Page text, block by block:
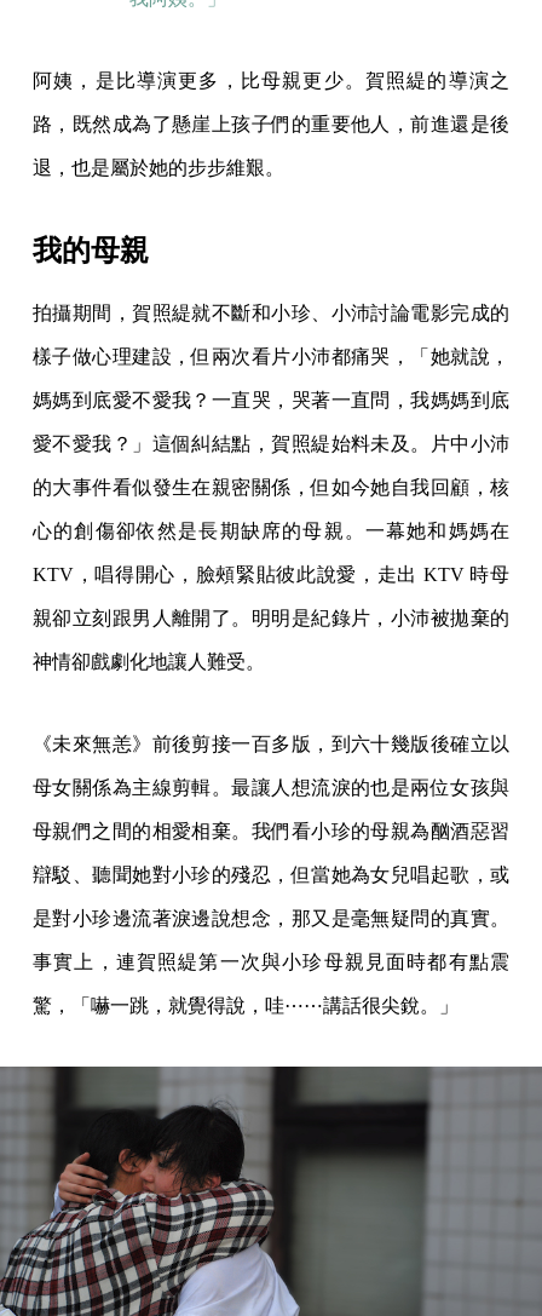
阿姨，是比導演更多，比母親更少。賀照緹的導演之
路，既然成為了懸崖上孩子們的重要他人，前進還是後
退，也是屬於她的步步維艱。
我的母親
拍攝期間，賀照緹就不斷和小珍、小沛討論電影完成的
樣子做心理建設，但兩次看片小沛都痛哭，「她就說，
媽媽到底愛不愛我？一直哭，哭著一直問，我媽媽到底
愛不愛我？」這個糾結點，賀照緹始料未及。片中小沛
的大事件看似發生在親密關係，但如今她自我回顧，核
心的創傷卻依然是長期缺席的母親。一幕她和媽媽在
KTV，唱得開心，臉頰緊貼彼此說愛，走出 KTV 時母
親卻立刻跟男人離開了。明明是紀錄片，小沛被拋棄的
神情卻戲劇化地讓人難受。
《未來無恙》前後剪接一百多版，到六十幾版後確立以
母女關係為主線剪輯。最讓人想流淚的也是兩位女孩與
母親們之間的相愛相棄。我們看小珍的母親為酗酒惡習
辯駁、聽聞她對小珍的殘忍，但當她為女兒唱起歌，或
是對小珍邊流著淚邊說想念，那又是毫無疑問的真實。
事實上，連賀照緹第一次與小珍母親見面時都有點震
驚，「嚇一跳，就覺得說，哇⋯⋯講話很尖銳。」